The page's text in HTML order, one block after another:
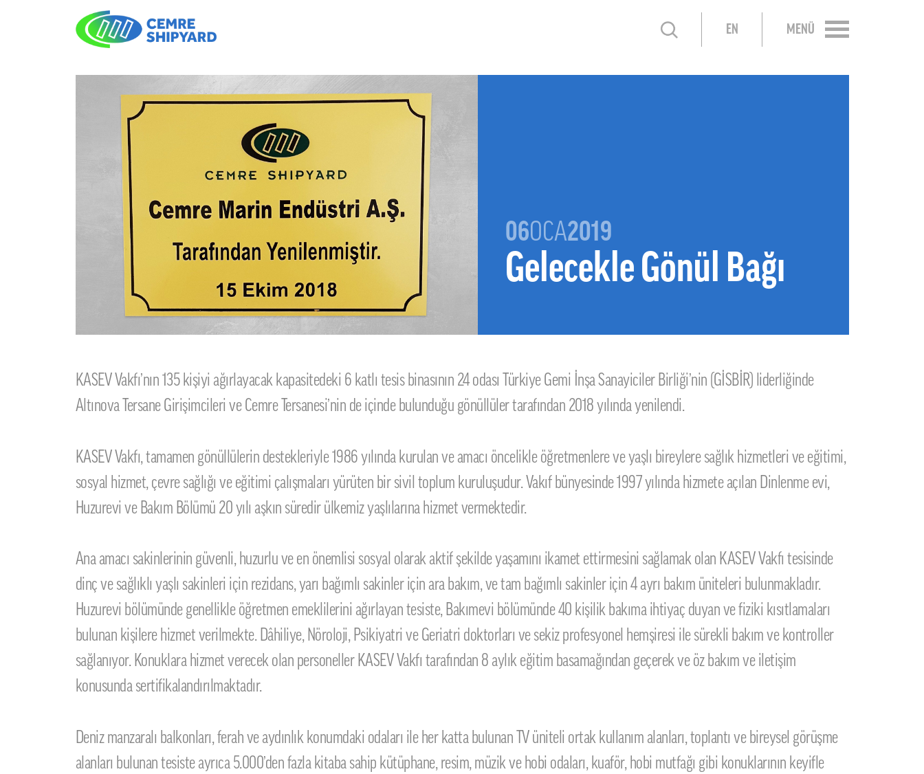
EN MENÜ
06OCA2019
Gelecekle Gönül Bağı
KASEV Vakfı’nın 135 kişiyi ağırlayacak kapasitedeki 6 katlı tesis binasının 24 odası Türkiye Gemi İnşa Sanayiciler Birliği’nin (GİSBİR) liderliğinde
Altınova Tersane Girişimcileri ve Cemre Tersanesi’nin de içinde bulunduğu gönüllüler tarafından 2018 yılında yenilendi.
KASEV Vakfı, tamamen gönüllülerin destekleriyle 1986 yılında kurulan ve amacı öncelikle öğretmenlere ve yaşlı bireylere sağlık hizmetleri ve eğitimi,
sosyal hizmet, çevre sağlığı ve eğitimi çalışmaları yürüten bir sivil toplum kuruluşudur. Vakıf bünyesinde 1997 yılında hizmete açılan Dinlenme evi,
Huzurevi ve Bakım Bölümü 20 yılı aşkın süredir ülkemiz yaşlılarına hizmet vermektedir.
Ana amacı sakinlerinin güvenli, huzurlu ve en önemlisi sosyal olarak aktif şekilde yaşamını ikamet ettirmesini sağlamak olan KASEV Vakfı tesisinde
dinç ve sağlıklı yaşlı sakinleri için rezidans, yarı bağımlı sakinler için ara bakım, ve tam bağımlı sakinler için 4 ayrı bakım üniteleri bulunmakladır.
Huzurevi bölümünde genellikle öğretmen emeklilerini ağırlayan tesiste, Bakımevi bölümünde 40 kişilik bakıma ihtiyaç duyan ve fiziki kısıtlamaları
bulunan kişilere hizmet verilmekte. Dâhiliye, Nöroloji, Psikiyatri ve Geriatri doktorları ve sekiz profesyonel hemşiresi ile sürekli bakım ve kontroller
sağlanıyor. Konuklara hizmet verecek olan personeller KASEV Vakfı tarafından 8 aylık eğitim basamağından geçerek ve öz bakım ve iletişim
konusunda sertifikalandırılmaktadır.
Deniz manzaralı balkonları, ferah ve aydınlık konumdaki odaları ile her katta bulunan TV üniteli ortak kullanım alanları, toplantı ve bireysel görüşme
alanları bulunan tesiste ayrıca 5.000’den fazla kitaba sahip kütüphane, resim, müzik ve hobi odaları, kuaför, hobi mutfağı gibi konuklarının keyifle